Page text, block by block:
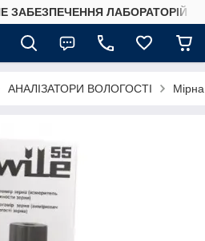
ЗАБЕЗПЕЧЕННЯ ЛАБОРАТОРІЙ
АНАЛІЗАТОРИ ВОЛОГОСТІ